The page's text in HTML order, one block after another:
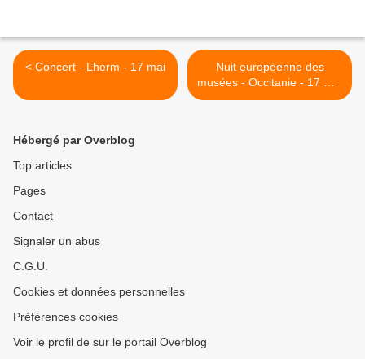
< Concert - Lherm - 17 mai
Nuit européenne des
musées - Occitanie - 17 mai
>
Hébergé par Overblog
Top articles
Pages
Contact
Signaler un abus
C.G.U.
Cookies et données personnelles
Préférences cookies
Voir le profil de sur le portail Overblog